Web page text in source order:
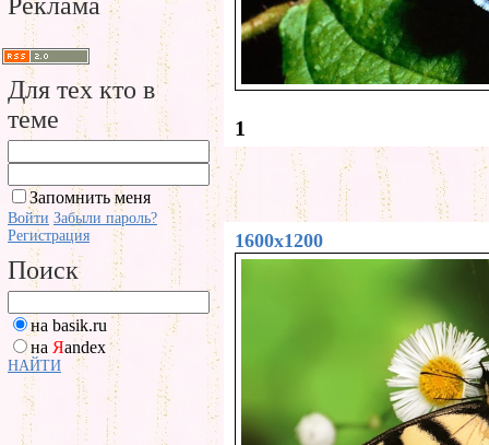
Для тех кто в
теме
Запомнить меня
Войти Забыли пароль?
Регистрация
Поиск
на basik.ru
на Яandex
НАЙТИ
1
1600x1200